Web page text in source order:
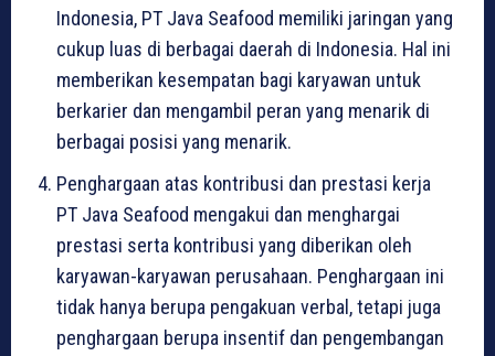
Indonesia, PT Java Seafood memiliki jaringan yang
cukup luas di berbagai daerah di Indonesia. Hal ini
memberikan kesempatan bagi karyawan untuk
berkarier dan mengambil peran yang menarik di
berbagai posisi yang menarik.
Penghargaan atas kontribusi dan prestasi kerja
PT Java Seafood mengakui dan menghargai
prestasi serta kontribusi yang diberikan oleh
karyawan-karyawan perusahaan. Penghargaan ini
tidak hanya berupa pengakuan verbal, tetapi juga
penghargaan berupa insentif dan pengembangan